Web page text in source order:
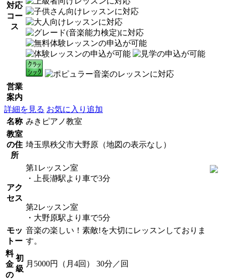
対応
コー
ス
営業
案内
詳細を見る お気に入り追加
名称 みきピアノ教室
教室
の住
所
埼玉県秩父市大野原（地図の表示なし）
アク
セス
第1レッスン室
・上長瀞駅より車で3分
第2レッスン室
・大野原駅より車で5分
モッ
トー
音楽の楽しい！素敵!を大切にレッスンしておりま
す。
料
金
の
初
級
月5000円（月4回） 30分／回